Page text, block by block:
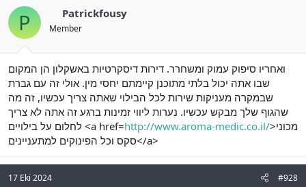
P Patrickfousy
Member
ואחריו סיפוק עמוק ומשחרר. דירות דיסקרטיות באשקלון הן המקום
שבו אתה יכול בלתי מתוכנן קיימתם יחסי מין. אולי זה עם גברת
שבמקרה מעניקות שירות לכל הבילוי שאתה צריך עכשיו, זה מה
שהגוף שלך מבקש עכשיו. נערות ליווי זמינות ברגע זה אתה לא צריך
לחלום על בילויים <a href=http://www.aroma-medic.co.il/>מכוני
סקס וכל הפינוקים למתעניינים</a>
17 Eki 2024 #928